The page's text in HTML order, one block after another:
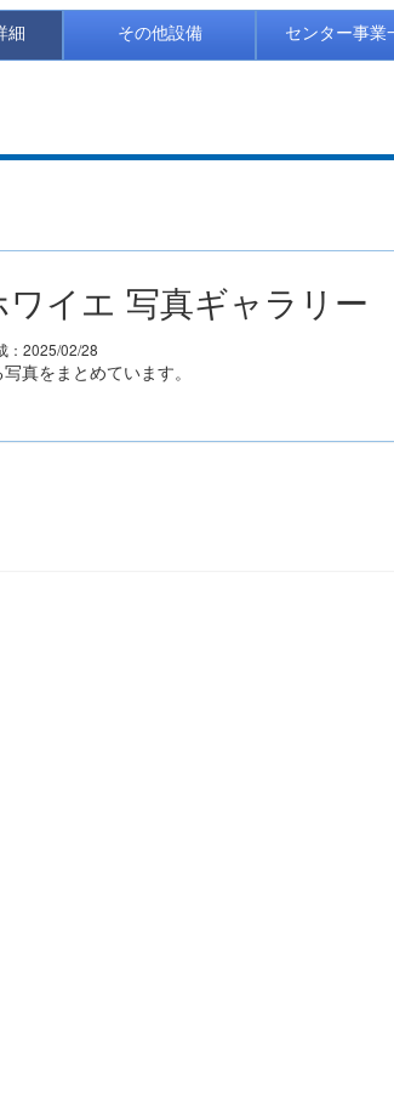
細 その他設備 センター事業
イエ 写真ギャラリー
：2025/02/28
真をまとめています。